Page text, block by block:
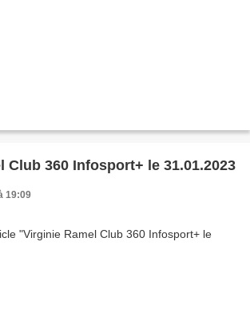
Club 360 Infosport+ le 31.01.2023
19:09